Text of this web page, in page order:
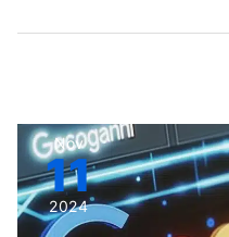
Nov
11
2024
Google
déclare
l’ère
« Gémini »